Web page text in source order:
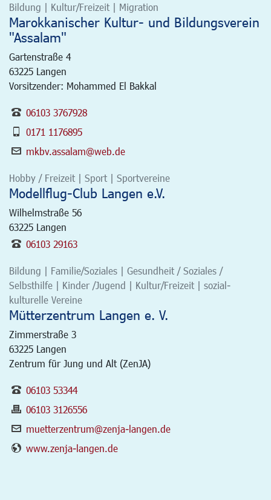
Bildung | Kultur/Freizeit | Migration
Marokkanischer Kultur- und Bildungsverein
"Assalam"
Gartenstraße 4
63225 Langen
Vorsitzender: Mohammed El Bakkal
06103 3767928
0171 1176895
mkbv.assalam@web.de
Hobby / Freizeit | Sport | Sportvereine
Modellflug-Club Langen e.V.
Wilhelmstraße 56
63225 Langen
06103 29163
Bildung | Familie/Soziales | Gesundheit / Soziales /
Selbsthilfe | Kinder /Jugend | Kultur/Freizeit | sozial-
kulturelle Vereine
Mütterzentrum Langen e. V.
Zimmerstraße 3
63225 Langen
Zentrum für Jung und Alt (ZenJA)
06103 53344
06103 3126556
muetterzentrum@zenja-langen.de
www.zenja-langen.de